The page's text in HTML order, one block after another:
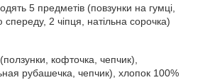
5 предметів (повзунки на гумці,
спереду, 2 чіпця, натільна сорочка)
кофточка, чепчик),
рубашечка, чепчик), хлопок 100%